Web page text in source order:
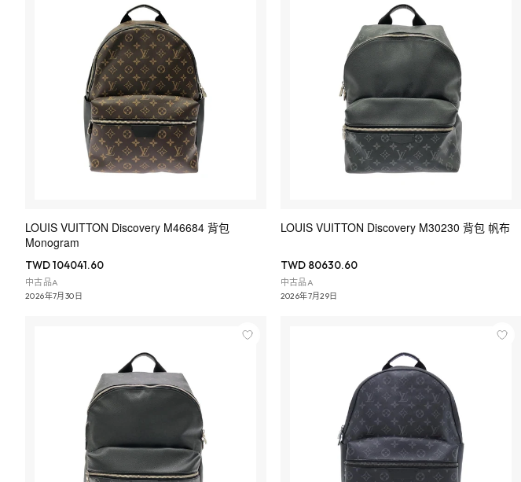
LOUIS VUITTON Discovery M46684 背包
Monogram
TWD 104041.60
中古品A
2026年7月30日
LOUIS VUITTON Discovery M30230 背包 帆布
TWD 80630.60
中古品A
2026年7月29日